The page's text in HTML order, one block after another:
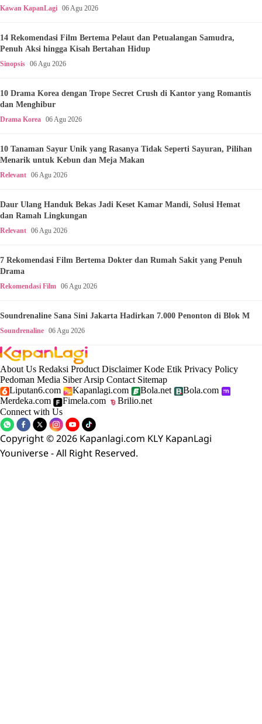
Kawan KapanLagi 06 Agu 2026
14 Rekomendasi Film Bertema Pelaut dan Petualangan Samudra,
Penuh Aksi hingga Kisah Bertahan Hidup
Sinopsis 06 Agu 2026
10 Drama Korea dengan Trope Secret Crush di Kantor yang Romantis
dan Menghibur
Drama Korea 06 Agu 2026
10 Tanaman Sayur Unik yang Rasanya Tidak Seperti Sayuran, Pilihan
Menarik untuk Kebun dan Meja Makan
Relevant 06 Agu 2026
Daur Ulang Handuk Bekas Jadi Keset Kamar Mandi, Solusi Hemat
dan Ramah Lingkungan
Relevant 06 Agu 2026
7 Rekomendasi Film Bertema Dokter dan Rumah Sakit yang Penuh
Drama
Rekomendasi Film 06 Agu 2026
Soundrenaline Sana Sini Jakarta Hadirkan 7.000 Penonton di Blok M
Soundrenaline 06 Agu 2026
About Us Redaksi Product Disclaimer Kode Etik Privacy Policy
Pedoman Media Siber Arsip Contact Sitemap
Liputan6.com
Kapanlagi.com Bola.net
Bola.com
Merdeka.com
Fimela.com
Brilio.net
Connect with Us
Copyright © 2026 Kapanlagi.com KLY KapanLagi
Youniverse - All Right Reserved.